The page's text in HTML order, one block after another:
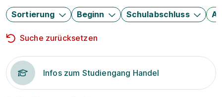
Sortierung Beginn Schulabschluss
Suche zurücksetzen
Infos zum Studiengang Handel